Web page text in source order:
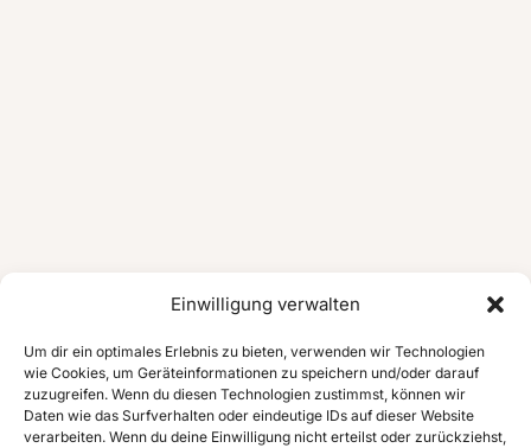
Einwilligung verwalten
Um dir ein optimales Erlebnis zu bieten, verwenden wir Technologien
wie Cookies, um Geräteinformationen zu speichern und/oder darauf
zuzugreifen. Wenn du diesen Technologien zustimmst, können wir
Daten wie das Surfverhalten oder eindeutige IDs auf dieser Website
verarbeiten. Wenn du deine Einwilligung nicht erteilst oder zurückziehst,